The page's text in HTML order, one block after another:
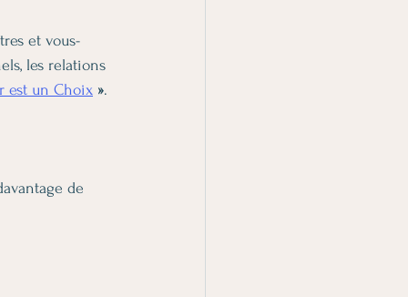
et vous-
les relations
est un Choix ».
de